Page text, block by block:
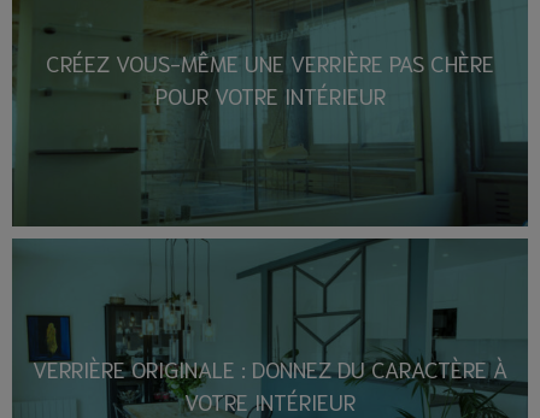
CRÉEZ VOUS-MÊME UNE VERRIÈRE PAS CHÈRE
POUR VOTRE INTÉRIEUR
VERRIÈRE ORIGINALE : DONNEZ DU CARACTÈRE À
VOTRE INTÉRIEUR